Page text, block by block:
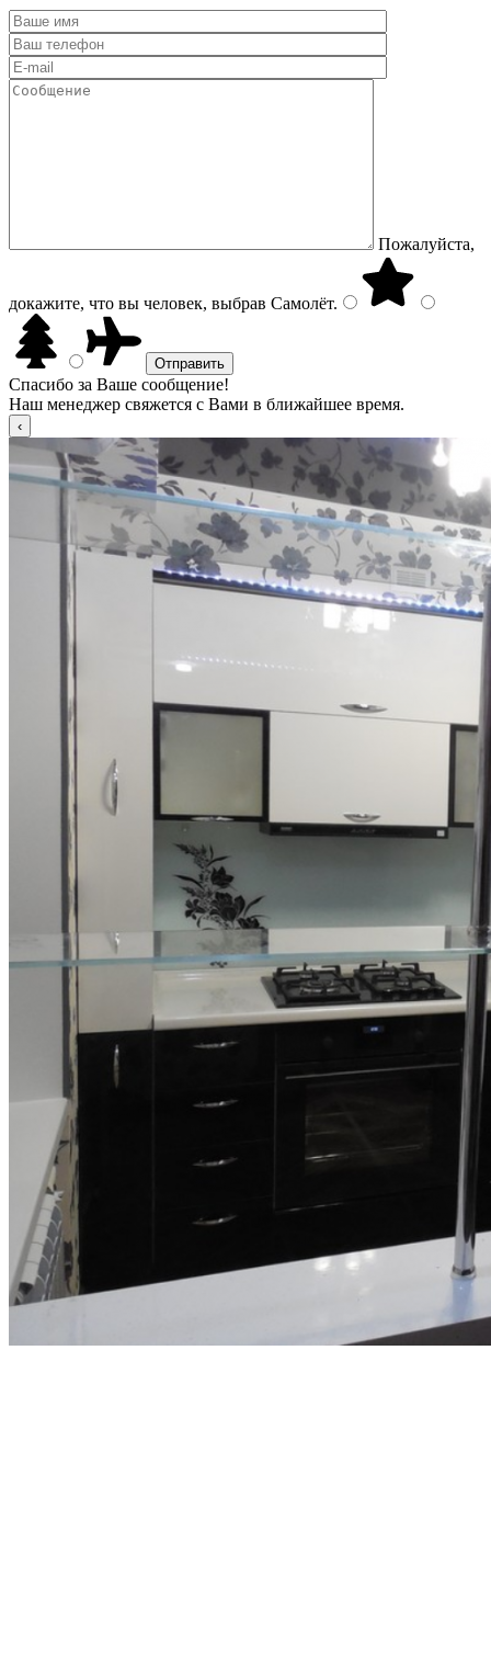
Пожалуйста,
докажите, что вы человек, выбрав Самолёт.
Спасибо за Ваше сообщение!
Наш менеджер свяжется с Вами в ближайшее время.